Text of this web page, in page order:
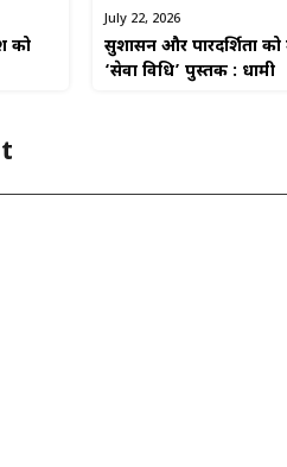
को
July 22, 2026
सुशासन और पारदर्शिता
‘सेवा विधि’ पुस्तक : धामी